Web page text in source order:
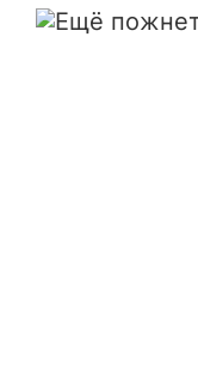
Ещё пожнет